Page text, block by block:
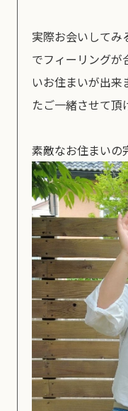
実際お会いしてみ
でフィーリングが
いお住まいが出来
たご一緒させて頂
素敵なお住まいの